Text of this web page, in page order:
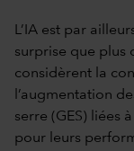
L’IA est par
surprise que plus
considèrent la
l’augmentation
serre (GES) liées
pour leurs